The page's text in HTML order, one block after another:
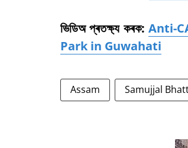
ভিডিঅ প্ৰতক্ষ্য কৰক:Anti-
Park in Guwahati
Assam Samujjal